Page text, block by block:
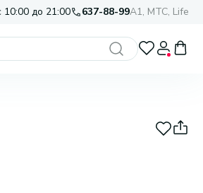
до 21:00 637-88-99A1, МТС, Life